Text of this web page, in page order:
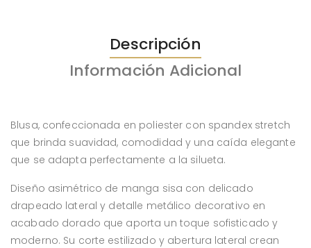
Descripción
Información Adicional
Blusa, confeccionada en poliester con spandex stretch
que brinda suavidad, comodidad y una caída elegante
que se adapta perfectamente a la silueta.
Diseño asimétrico de manga sisa con delicado
drapeado lateral y detalle metálico decorativo en
acabado dorado que aporta un toque sofisticado y
moderno. Su corte estilizado y abertura lateral crean